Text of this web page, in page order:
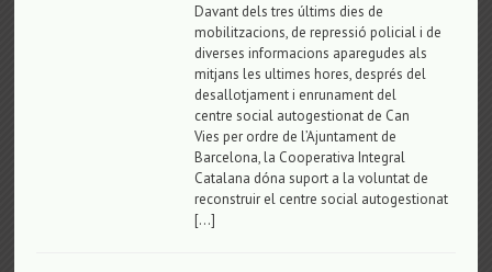
Davant dels tres últims dies de
mobilitzacions, de repressió policial i de
diverses informacions aparegudes als
mitjans les ultimes hores, després del
desallotjament i enrunament del
centre social autogestionat de Can
Vies per ordre de l’Ajuntament de
Barcelona, la Cooperativa Integral
Catalana dóna suport a la voluntat de
reconstruir el centre social autogestionat
[…]